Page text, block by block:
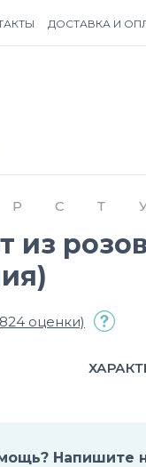
ДОСТАВКА И
Р С Т
из
оценки)
Напишите